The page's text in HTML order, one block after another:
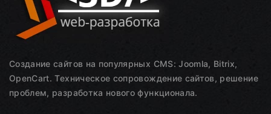
Создание сайтов на популярных CMS: Joomla, Bitrix,
OpenCart. Техническое сопровождение сайтов, решение
проблем, разработка нового функционала.